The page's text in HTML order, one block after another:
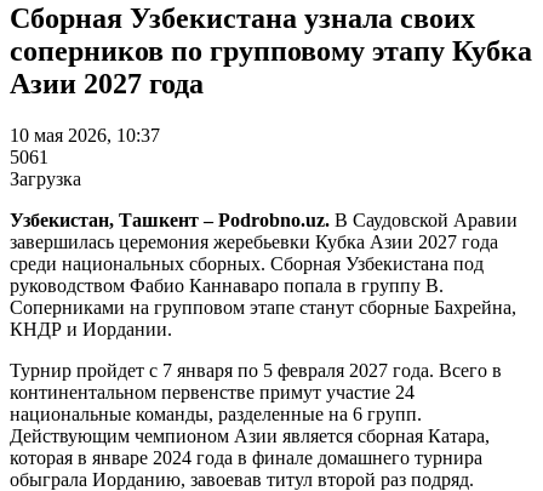
Сборная Узбекистана узнала своих
соперников по групповому этапу Кубка
Азии 2027 года
10 мая 2026, 10:37
5061
Загрузка
Узбекистан, Ташкент – Podrobno.uz. В Саудовской Аравии
завершилась церемония жеребьевки Кубка Азии 2027 года
среди национальных сборных. Сборная Узбекистана под
руководством Фабио Каннаваро попала в группу B.
Соперниками на групповом этапе станут сборные Бахрейна,
КНДР и Иордании.
Турнир пройдет с 7 января по 5 февраля 2027 года. Всего в
континентальном первенстве примут участие 24
национальные команды, разделенные на 6 групп.
Действующим чемпионом Азии является сборная Катара,
которая в январе 2024 года в финале домашнего турнира
обыграла Иорданию, завоевав титул второй раз подряд.